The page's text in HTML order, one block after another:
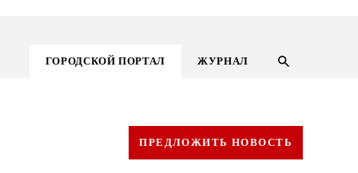
ГОРОДСКОЙ ПОРТАЛ ЖУРНАЛ
ПРЕДЛОЖИТЬ НОВОСТЬ